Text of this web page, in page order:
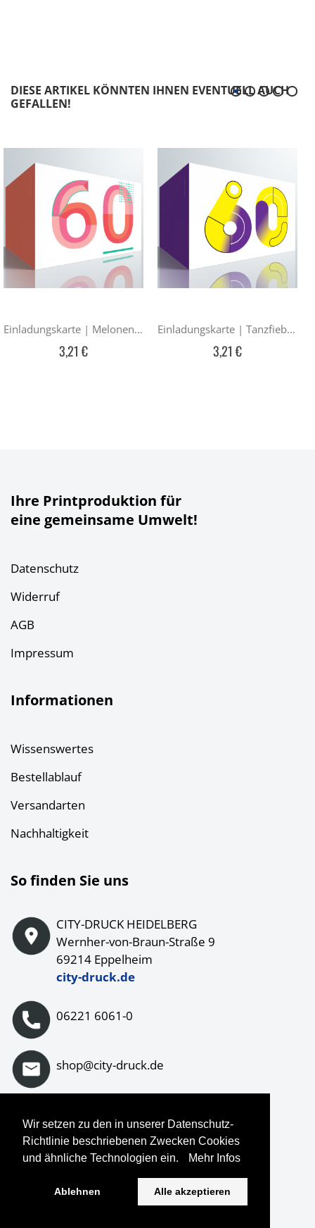
Wir setzen zu den in unserer Datenschutz-
Richtlinie beschriebenen Zwecken Cookies
und ähnliche Technologien ein.
Mehr Infos
Ablehnen Alle akzeptieren
DIESE ARTIKEL KÖNNTEN IHNEN EVENTUELL AUCH
GEFALLEN!
Einladungskarte | Melonenduett — 60
3,21 €
Einladungskarte | Tanzfieber — 60
3,21 €
Ihre Printproduktion für
eine gemeinsame Umwelt!
Datenschutz
Widerruf
AGB
Impressum
Informationen
Wissenswertes
Bestellablauf
Versandarten
Nachhaltigkeit
So finden Sie uns
CITY-DRUCK HEIDELBERG
Wernher-von-Braun-Straße 9
69214 Eppelheim
city-druck.de
06221 6061-0
shop@city-druck.de
Auf Instagram folgen
CDH Printothek. All Rights Reserved.